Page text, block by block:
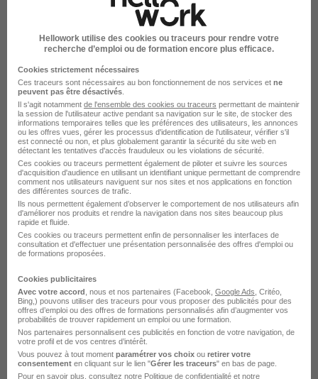
Recherches similaires
Emploi Production
Emploi Guéret
Emploi Aubusson
Emploi Bourganeuf
Emploi Évaux-les-Bains
Emploi Auzances
Emploi Dun-le-Palestel
Accueil Emploi
Emploi La Souterraine
Emploi Production La Souterraine
Emploi Tuyauteur La Souterraine
Tuyauteur H/F
Hellowork utilise des cookies ou traceurs pour rendre votre
recherche d’emploi ou de formation encore plus efficace.
Cookies strictement nécessaires
Ces traceurs sont nécessaires au bon fonctionnement de nos services et ne
peuvent pas être désactivés
Il s'agit notamment de l'ensemble des cookies ou traceurs permettant de maintenir
la session de l'utilisateur active pendant sa navigation sur le site, de stocker des
informations temporaires telles que les préférences des utilisateurs, les annonces
ou les offres vues, gérer les processus d'identification de l'utilisateur, vérifier s'il
est connecté ou non, et plus globalement garantir la sécurité du site web en
détectant les tentatives d'accès frauduleux ou les violations de sécurité.
Ces cookies ou traceurs permettent également de piloter et suivre les sources
d'acquisition d'audience en utilisant un identifiant unique permettant de comprendre
comment nos utilisateurs naviguent sur nos sites et nos applications en fonction
des différentes sources de trafic.
Ils nous permettent également d’observer le comportement de nos utilisateurs afin
d'améliorer nos produits et rendre la navigation dans nos sites beaucoup plus
rapide et fluide.
Ces cookies ou traceurs permettent enfin de personnaliser les interfaces de
consultation et d'effectuer une présentation personnalisée des offres d'emploi ou
de formations proposées.
Cookies publicitaires
Avec votre accord , nous et nos partenaires (Facebook, Google Ads , Critéo,
Bing,) pouvons utiliser des traceurs pour vous proposer des publicités pour des
offres d’emploi ou des offres de formations personnalisés afin d’augmenter vos
probabilités de trouver rapidement un emploi ou une formation.
Nos partenaires personnalisent ces publicités en fonction de votre navigation, de
votre profil et de vos centres d’intérêt.
Vous pouvez à tout moment paramétrer vos choix ou retirer votre
consentement en cliquant sur le lien "Gérer les traceurs" en bas de page.
Pour en savoir plus, consultez notre Politique de confidentialité et notre